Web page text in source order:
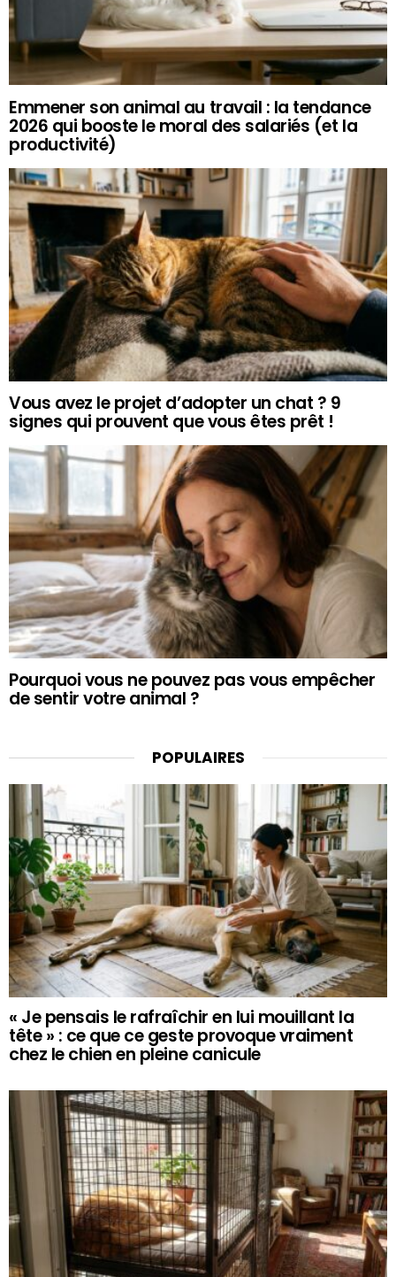
Emmener son animal au travail : la tendance
2026 qui booste le moral des salariés (et la
productivité)
Vous avez le projet d’adopter un chat ? 9
signes qui prouvent que vous êtes prêt !
Pourquoi vous ne pouvez pas vous empêcher
de sentir votre animal ?
POPULAIRES
« Je pensais le rafraîchir en lui mouillant la
tête » : ce que ce geste provoque vraiment
chez le chien en pleine canicule